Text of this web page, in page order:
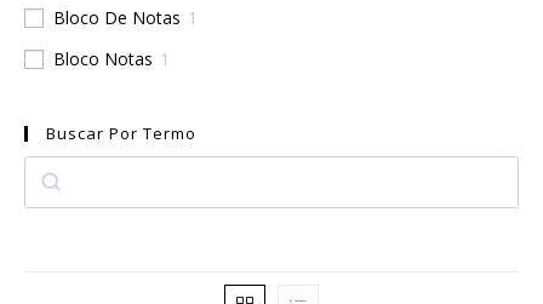
Bloco De Notas 1
Bloco Notas 1
Buscar Por Termo